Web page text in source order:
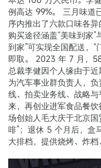
例高达 99%。 三月味道
序内推出了六款口味各
购买途径涵盖“美味到家”
到家”可实现全国配送，
即取。 2023 年 7 月，
总裁李健因个人缘由于
为汽车事业群负责人，
线、拍卖业务线、战略
来，再创业进军食品餐
场创始人毛大庆于北京国
啡”；退休 5 个月后，盒
大排档，提供烧烤、炸